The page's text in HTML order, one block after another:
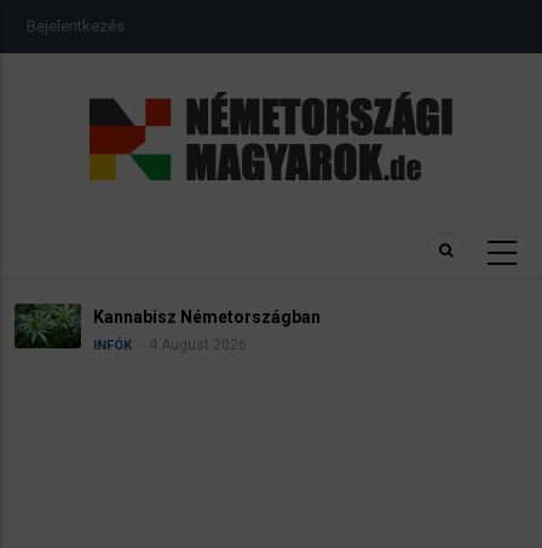
USER
ACCOUNT
Bejelentkezés
Kannabisz Németországban
INFÓK 4 August 2026